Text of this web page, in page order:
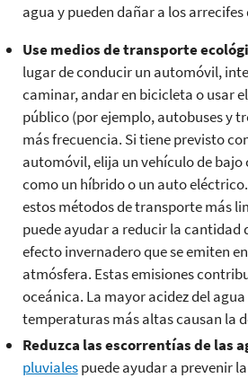
agua y pueden dañar a los arrecifes
Use medios de transporte
lugar de conducir un automóvil,
caminar, andar en bicicleta o usar
público (por ejemplo, autobuses y
más frecuencia. Si tiene previsto
automóvil, elija un vehículo de bajo
como un híbrido o un auto eléctrico.
estos métodos de transporte más
puede ayudar a reducir la cantidad
efecto invernadero que se emiten
atmósfera. Estas emisiones
oceánica. La mayor acidez del
temperaturas más altas causan la
Reduzca las escorrentías de las
pluvialespuede ayudar a prevenir